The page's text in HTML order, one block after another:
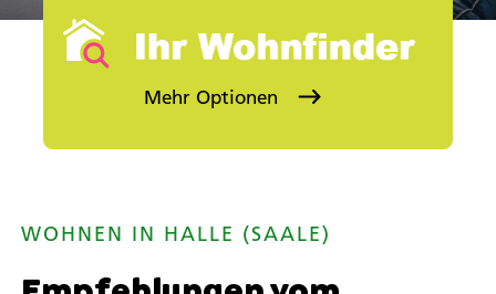
Mehr Optionen
SUCHEN
WOHNEN IN HALLE (SAALE)